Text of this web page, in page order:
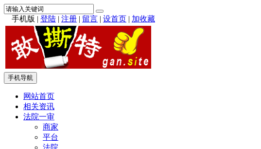
手机版 | 登陆 | 注册 | 留言 | 设首页 | 加收藏
手机导航
网站首页
相关资讯
法院一审
商家
平台
法院